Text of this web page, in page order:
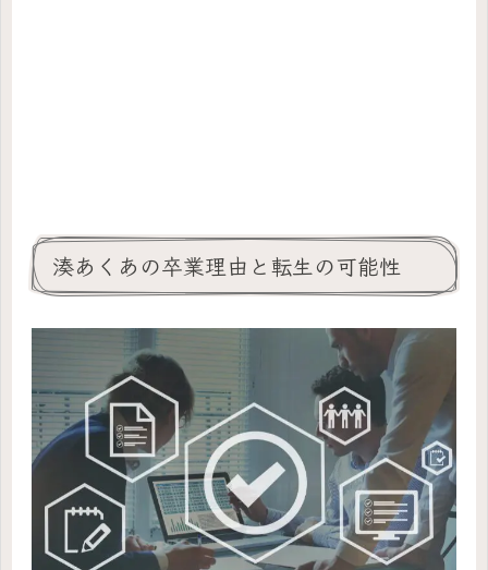
湊あくあの卒業理由と転生の可能性